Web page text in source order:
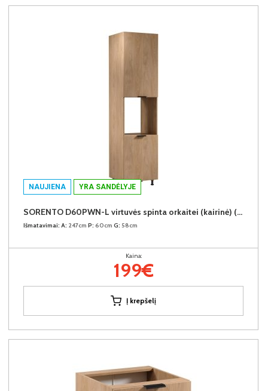
NAUJIENA YRA SANDĖLYJE
SORENTO D60PWN-L virtuvės spinta orkaitei (kairinė) (Puccini/Puccini)
Išmatavimai: A: 247cm P: 60cm G: 58cm
Kaina:
199€
Į krepšelį